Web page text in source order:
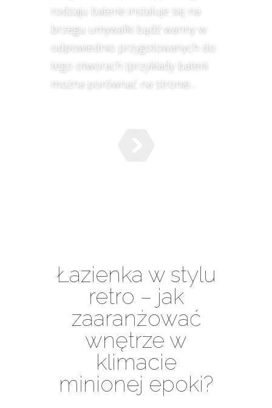
rodzaju baterie instaluje się na
brzegu umywalki bądź wanny w
odpowiednio przygotowanych do
tego otworach (przykłady baterii
można porównać na stronie...
Łazienka w stylu
retro – jak
zaaranżować
wnętrze w
klimacie
minionej epoki?